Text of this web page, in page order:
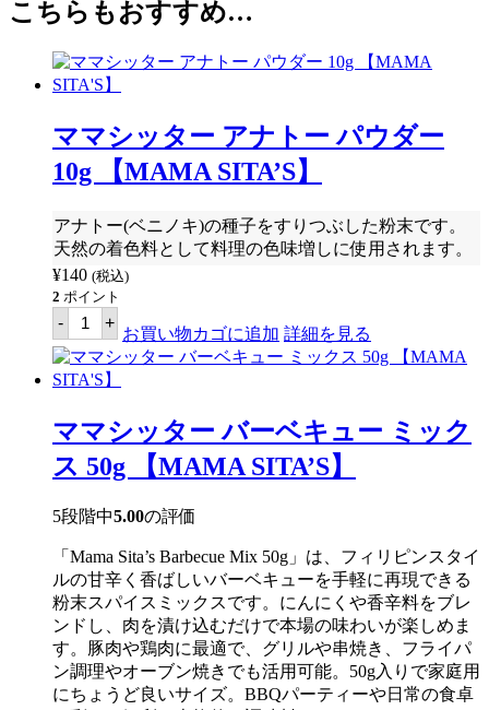
こちらもおすすめ…
ママシッター アナトー パウダー
10g 【MAMA SITA’S】
アナトー(ベニノキ)の種子をすりつぶした粉末です。
天然の着色料として料理の色味増しに使用されます。
¥140 (税込)
2 ポイント
- マ
マ
シ
ッ
タ
ア
ナ
ト
ー
ウ
ダ
10g
【MAMA
SITA'S】
個
+
お買い物カゴに追加 詳細を見る
ママシッター バーベキュー ミック
ス 50g 【MAMA SITA’S】
5段階中5.00の評価
「Mama Sita’s Barbecue Mix 50g」は、フィリピンスタイ
ルの甘辛く香ばしいバーベキューを手軽に再現できる
粉末スパイスミックスです。にんにくや香辛料をブレ
ンドし、肉を漬け込むだけで本場の味わいが楽しめま
す。豚肉や鶏肉に最適で、グリルや串焼き、フライパ
ン調理やオーブン焼きでも活用可能。50g入りで家庭用
にちょうど良いサイズ。BBQパーティーや日常の食卓